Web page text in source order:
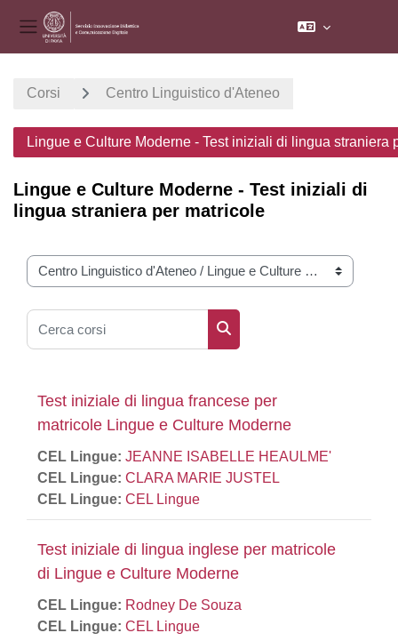
Pannello laterale
Corsi Centro Linguistico d'Ateneo
Lingue e Culture Moderne - Test iniziali di lingua straniera
Lingue e Culture Moderne - Test iniziali di
lingua straniera per matricole
Categorie di corso
Cerca corsi
Cerca corsi
Test iniziale di lingua francese per
matricole Lingue e Culture Moderne
CEL Lingue: JEANNE ISABELLE HEAULME'
CEL Lingue: CLARA MARIE JUSTEL
CEL Lingue: CEL Lingue
Test iniziale di lingua inglese per matricole
di Lingue e Culture Moderne
CEL Lingue: Rodney De Souza
CEL Lingue: CEL Lingue